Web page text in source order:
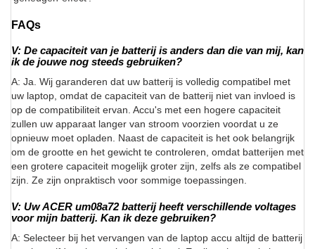
FAQs
V: De capaciteit van je batterij is anders dan die van mij, kan
ik de jouwe nog steeds gebruiken?
A: Ja. Wij garanderen dat uw batterij is volledig compatibel met
uw laptop, omdat de capaciteit van de batterij niet van invloed is
op de compatibiliteit ervan. Accu's met een hogere capaciteit
zullen uw apparaat langer van stroom voorzien voordat u ze
opnieuw moet opladen. Naast de capaciteit is het ook belangrijk
om de grootte en het gewicht te controleren, omdat batterijen met
een grotere capaciteit mogelijk groter zijn, zelfs als ze compatibel
zijn. Ze zijn onpraktisch voor sommige toepassingen.
V: Uw ACER um08a72 batterij heeft verschillende voltages
voor mijn batterij. Kan ik deze gebruiken?
A: Selecteer bij het vervangen van de laptop accu altijd de batterij